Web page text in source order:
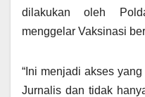
dilakukan oleh
menggelar Vaksinasi
“Ini menjadi akses
Jurnalis dan tidak